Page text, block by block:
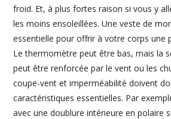
froid. Et, à plus fortes raison si vous y
les moins ensoleillées. Une veste de
essentielle pour offrir à votre corps une
Le thermomètre peut être bas, mais la
peut être renforcée par le vent ou les
coupe-vent et imperméabilité doivent
caractéristiques essentielles. Par
avec une doublure intérieure en polaire